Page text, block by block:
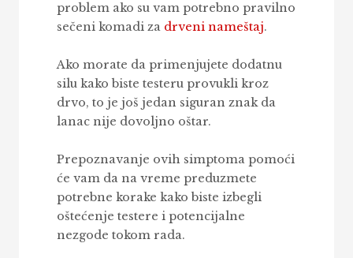
problem ako su vam potrebno pravilno
sečeni komadi za drveni nameštaj.
Ako morate da primenjujete dodatnu
silu kako biste testeru provukli kroz
drvo, to je još jedan siguran znak da
lanac nije dovoljno oštar.
Prepoznavanje ovih simptoma pomoći
će vam da na vreme preduzmete
potrebne korake kako biste izbegli
oštećenje testere i potencijalne
nezgode tokom rada.